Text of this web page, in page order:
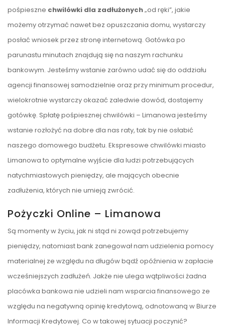
pośpieszne chwilówki dla zadłużonych„od ręki”, jakie
możemy otrzymać nawet bez opuszczania domu, wystarczy
posłać wniosek przez stronę internetową. Gotówka po
parunastu minutach znajdują się na naszym rachunku
bankowym. Jesteśmy wstanie zarówno udać się do oddziału
agencji finansowej samodzielnie oraz przy minimum procedur,
wielokrotnie wystarczy okazać zaledwie dowód, dostajemy
gotówkę. Spłatę pośpiesznej chwilówki – Limanowa jesteśmy
wstanie rozłożyć na dobre dla nas raty, tak by nie osłabić
naszego domowego budżetu. Ekspresowe chwilówki miasto
Limanowa to optymalne wyjście dla ludzi potrzebujących
natychmiastowych pieniędzy, ale mających obecnie
zadłużenia, których nie umieją zwrócić.
Pożyczki Online – Limanowa
Są momenty w życiu, jak ni stąd ni zowąd potrzebujemy
pieniędzy, natomiast bank zanegował nam udzielenia pomocy
materialnej ze względu na długów bądź opóźnienia w zapłacie
wcześniejszych zadłużeń. Jakże nie ulega wątpliwości żadna
placówka bankowa nie udzieli nam wsparcia finansowego ze
względu na negatywną opinię kredytową, odnotowaną w Biurze
Informacji Kredytowej. Co w takowej sytuacji poczynić?